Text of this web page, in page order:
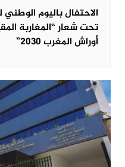
الاحتفال باليوم الوطني
تحت شعار “المغاربة
أوراش المغرب 2030”